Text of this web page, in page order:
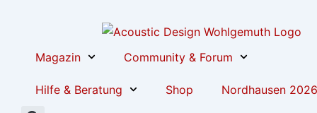
Magazin
Community & Forum
Hilfe & Beratung Shop Nordhausen
navigation